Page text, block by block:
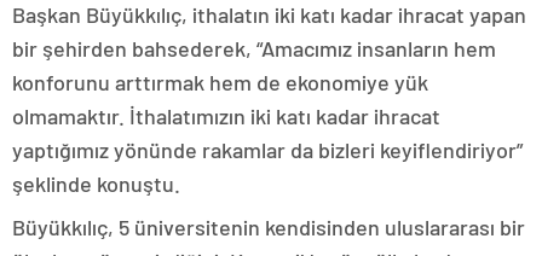
Başkan Büyükkılıç, ithalatın iki katı kadar ihracat yapan
bir şehirden bahsederek, “Amacımız insanların hem
konforunu arttırmak hem de ekonomiye yük
olmamaktır. İthalatımızın iki katı kadar ihracat
yaptığımız yönünde rakamlar da bizleri keyiflendiriyor”
şeklinde konuştu.
Büyükkılıç, 5 üniversitenin kendisinden uluslararası bir